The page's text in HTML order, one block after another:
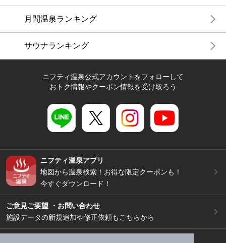
月間温泉ランキング
サウナランキング
ニフティ温泉公式アカウントをフォローして
おトク情報やクーポン情報を受け取ろう
ニフティ温泉アプリ
地図から温泉検索！お得な限定クーポンも！
今すぐダウンロード！
ご意見ご要望 ・お問い合わせ
施設データの新規追加や修正依頼もこちらから